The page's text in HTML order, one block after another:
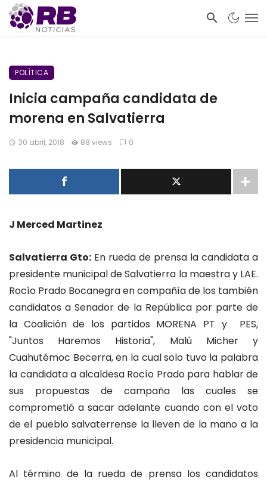
POLÍTICA
Inicia campaña candidata de
morena en Salvatierra
30 abril, 2018 88 views 0
J Merced Martinez
Salvatierra Gto: En rueda de prensa la candidata a
presidente municipal de Salvatierra la maestra y LAE.
Rocío Prado Bocanegra en compañía de los también
candidatos a Senador de la República por parte de
la Coalición de los partidos MORENA PT y PES,
"Juntos Haremos Historia", Malú Micher y
Cuahutémoc Becerra, en la cual solo tuvo la palabra
la candidata a alcaldesa Rocío Prado para hablar de
sus propuestas de campaña las cuales se
comprometió a sacar adelante cuando con el voto
de el pueblo salvaterrense la lleven de la mano a la
presidencia municipal.
Al término de la rueda de prensa los candidatos